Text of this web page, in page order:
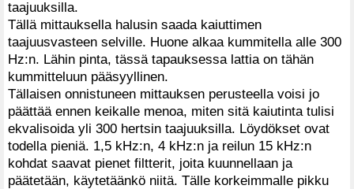
taajuuksilla.
Tällä mittauksella halusin saada kaiuttimen
taajuusvasteen selville. Huone alkaa kummitella alle 300
Hz:n. Lähin pinta, tässä tapauksessa lattia on tähän
kummitteluun pääsyyllinen.
Tällaisen onnistuneen mittauksen perusteella voisi jo
päättää ennen keikalle menoa, miten sitä kaiutinta tulisi
ekvalisoida yli 300 hertsin taajuuksilla. Löydökset ovat
todella pieniä. 1,5 kHz:n, 4 kHz:n ja reilun 15 kHz:n
kohdat saavat pienet filtterit, joita kuunnellaan ja
päätetään, käytetäänkö niitä. Tälle korkeimmalle pikku